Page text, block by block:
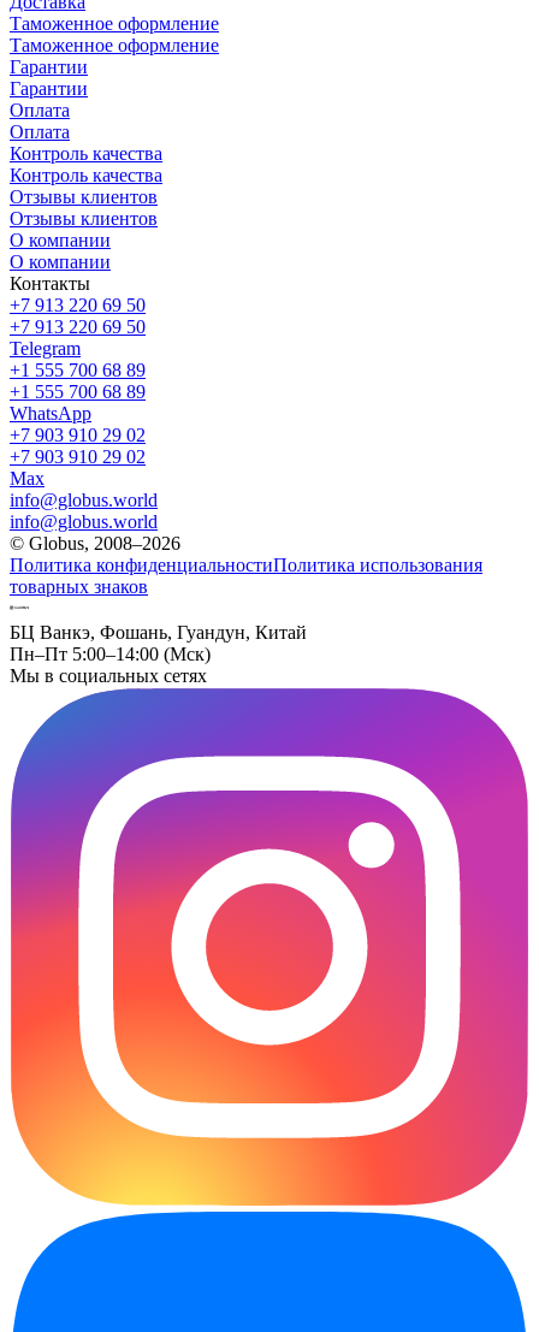
Таможенное оформление
Таможенное оформление
Гарантии
Гарантии
Оплата
Оплата
Контроль качества
Контроль качества
Отзывы клиентов
Отзывы клиентов
О компании
О компании
Контакты
+7 913 220 69 50
+7 913 220 69 50
Telegram
+1 555 700 68 89
+1 555 700 68 89
WhatsApp
+7 903 910 29 02
+7 903 910 29 02
Max
info@globus.world
info@globus.world
© Globus, 2008–2026
Политика конфиденциальностиПолитика использования
товарных знаков
БЦ Ванкэ, Фошань, Гуандун, Китай
Пн–Пт 5:00–14:00 (Мск)
Мы в социальных сетях